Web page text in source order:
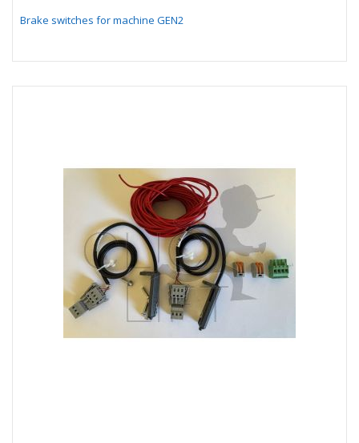
Brake switches for machine GEN2